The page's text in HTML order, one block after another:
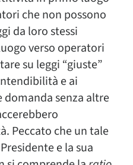
che non possono
da loro stessi
verso operatori
su leggi “giuste”
e ai
senza altre
Peccato che un tale
e la sua